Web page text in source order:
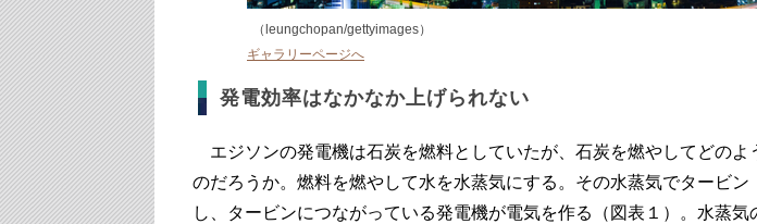
（leungchopan/gettyimages）
ギャラリーページへ
発電効率はなかなか上げられない
エジソンの発電機は石炭を燃料としていたが、石炭を燃やしてどのよ
のだろうか。燃料を燃やして水を水蒸気にする。その水蒸気でタービン
し、タービンにつながっている発電機が電気を作る（図表１）。水蒸気